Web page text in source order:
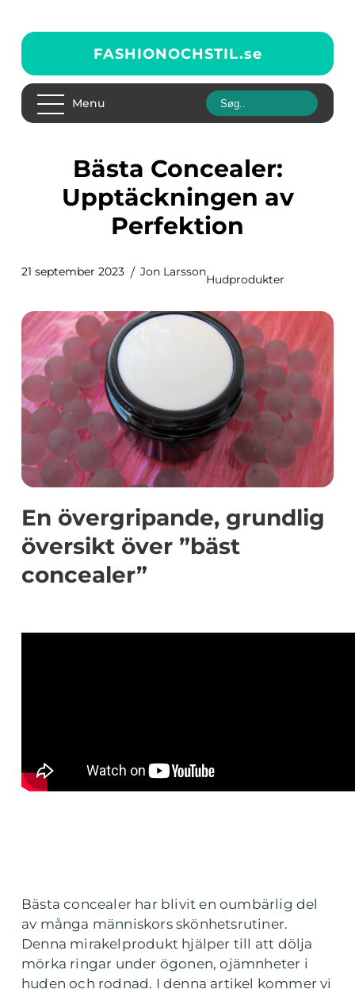
FASHIONOCHSTIL.se
Menu
Bästa Concealer:
Upptäckningen av
Perfektion
21 september 2023 Jon Larsson
Hudprodukter
En övergripande, grundlig
översikt över ”bäst
concealer”
Bästa concealer har blivit en oumbärlig del
av många människors skönhetsrutiner.
Denna mirakelprodukt hjälper till att dölja
mörka ringar under ögonen, ojämnheter i
huden och rodnad. I denna artikel kommer vi